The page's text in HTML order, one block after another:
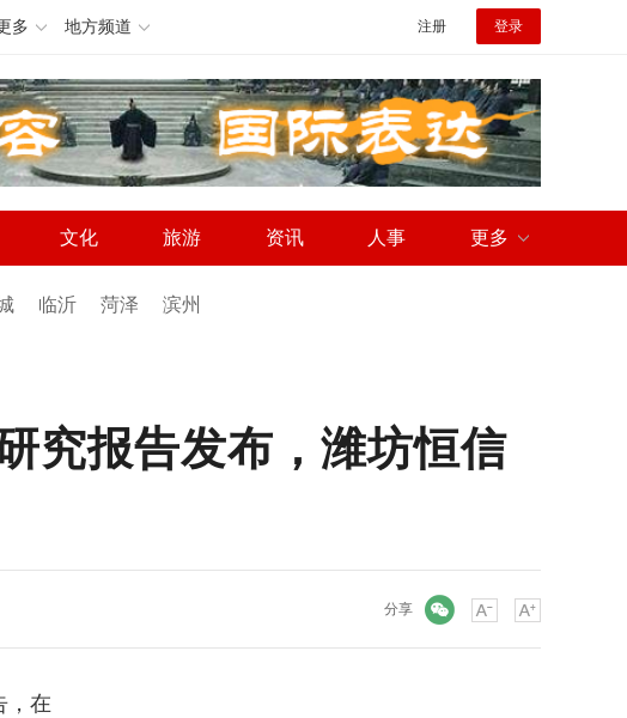
多 地方频道 注册 登录
文化 旅游 资讯 人事 更多
临沂 菏泽 滨州
究报告发布，潍坊恒信
分享
，在